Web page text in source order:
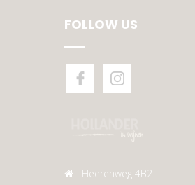
FOLLOW US
Heerenweg 4B2